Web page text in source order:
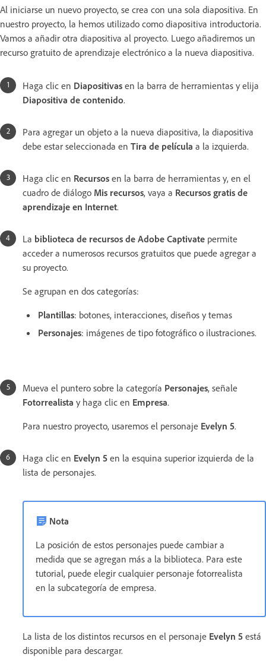
Al iniciarse un nuevo proyecto, se crea con una sola diapositiva. En
nuestro proyecto, la hemos utilizado como diapositiva introductoria.
Vamos a añadir otra diapositiva al proyecto. Luego añadiremos un
recurso gratuito de aprendizaje electrónico a la nueva diapositiva.
Haga clic en Diapositivas en la barra de herramientas y elija
Diapositiva de contenido.
Para agregar un objeto a la nueva diapositiva, la diapositiva
debe estar seleccionada en Tira de película a la izquierda.
Haga clic en Recursos en la barra de herramientas y, en el
cuadro de diálogo Mis recursos, vaya a Recursos gratis de
aprendizaje en Internet.
La biblioteca de recursos de Adobe Captivate permite
acceder a numerosos recursos gratuitos que puede agregar a
su proyecto.
Se agrupan en dos categorías:
Plantillas: botones, interacciones, diseños y temas
Personajes: imágenes de tipo fotográfico o ilustraciones.
Mueva el puntero sobre la categoría Personajes, señale
Fotorrealista y haga clic en Empresa.
Para nuestro proyecto, usaremos el personaje Evelyn 5.
Haga clic en Evelyn 5 en la esquina superior izquierda de la
lista de personajes.
Nota
La posición de estos personajes puede cambiar a
medida que se agregan más a la biblioteca. Para este
tutorial, puede elegir cualquier personaje fotorrealista
en la subcategoría de empresa.
La lista de los distintos recursos en el personaje Evelyn 5 está
disponible para descargar.